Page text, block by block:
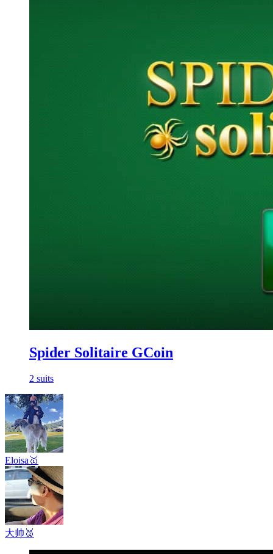
Spider Solitaire GCoin
2 suits
Eloisa 🥇
大帅 🥈